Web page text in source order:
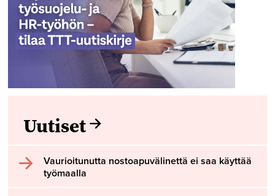
Uutiset
Vaurioitunutta nostoapuvälinettä ei saa käyttää
työmaalla